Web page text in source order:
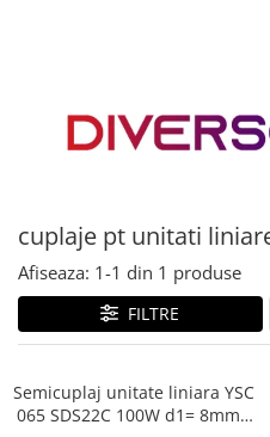
ASA
SILK
HIPS
PMMA
MULTIMATERIAL
cuplaje pt unitati
Afiseaza: 1-1 din 1 produse
FILTRE
Semicuplaj unitate liniara YSC
065 SDS22C 100W d1= 8mm /